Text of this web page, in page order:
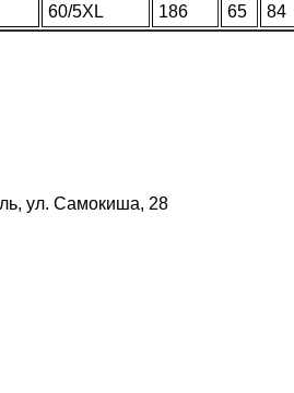
60/5XL
186 65 84
ул. Самокиша, 28